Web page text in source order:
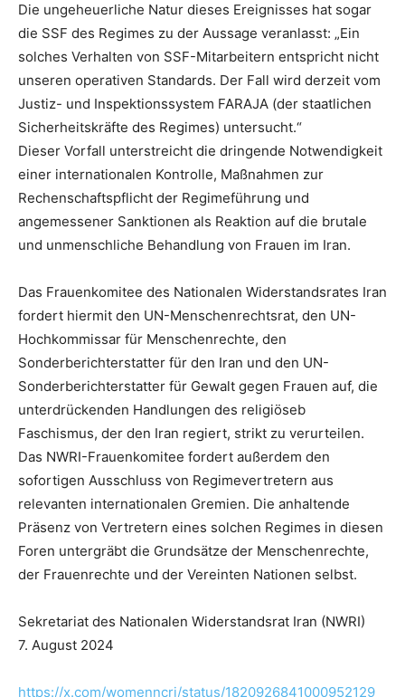
Die ungeheuerliche Natur dieses Ereignisses hat sogar
die SSF des Regimes zu der Aussage veranlasst: „Ein
solches Verhalten von SSF-Mitarbeitern entspricht nicht
unseren operativen Standards. Der Fall wird derzeit vom
Justiz- und Inspektionssystem FARAJA (der staatlichen
Sicherheitskräfte des Regimes) untersucht.“
Dieser Vorfall unterstreicht die dringende Notwendigkeit
einer internationalen Kontrolle, Maßnahmen zur
Rechenschaftspflicht der Regimeführung und
angemessener Sanktionen als Reaktion auf die brutale
und unmenschliche Behandlung von Frauen im Iran.
Das Frauenkomitee des Nationalen Widerstandsrates Iran
fordert hiermit den UN-Menschenrechtsrat, den UN-
Hochkommissar für Menschenrechte, den
Sonderberichterstatter für den Iran und den UN-
Sonderberichterstatter für Gewalt gegen Frauen auf, die
unterdrückenden Handlungen des religiöseb
Faschismus, der den Iran regiert, strikt zu verurteilen.
Das NWRI-Frauenkomitee fordert außerdem den
sofortigen Ausschluss von Regimevertretern aus
relevanten internationalen Gremien. Die anhaltende
Präsenz von Vertretern eines solchen Regimes in diesen
Foren untergräbt die Grundsätze der Menschenrechte,
der Frauenrechte und der Vereinten Nationen selbst.
Sekretariat des Nationalen Widerstandsrat Iran (NWRI)
7. August 2024
https://x.com/womenncri/status/1820926841000952129